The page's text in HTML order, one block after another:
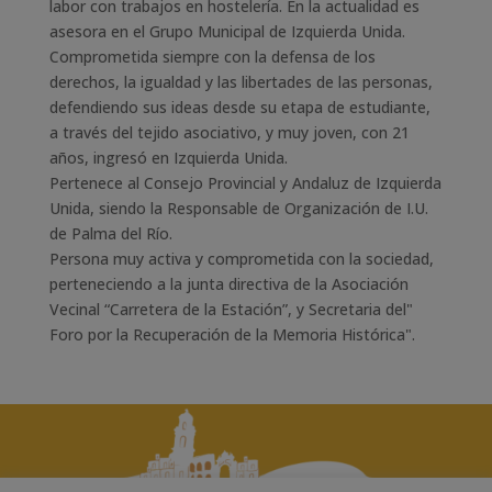
labor con trabajos en hostelería. En la actualidad es
asesora en el Grupo Municipal de Izquierda Unida.
Comprometida siempre con la defensa de los
derechos, la igualdad y las libertades de las personas,
defendiendo sus ideas desde su etapa de estudiante,
a través del tejido asociativo, y muy joven, con 21
años, ingresó en Izquierda Unida.
Pertenece al Consejo Provincial y Andaluz de Izquierda
Unida, siendo la Responsable de Organización de I.U.
de Palma del Río.
Persona muy activa y comprometida con la sociedad,
perteneciendo a la junta directiva de la Asociación
Vecinal “Carretera de la Estación”, y Secretaria del"
Foro por la Recuperación de la Memoria Histórica".